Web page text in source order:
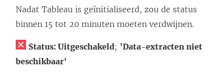
Nadat Tableau is geïnitialiseerd, zou de status
binnen 15 tot 20 minuten moeten verdwijnen.
Status: Uitgeschakeld; 'Data-extracten niet
beschikbaar'